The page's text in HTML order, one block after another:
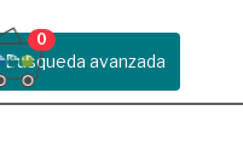
Busqueda avanzada
0